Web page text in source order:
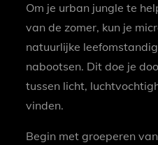
Om je urban jungle te
van de zomer, kun je
natuurlijke
nabootsen. Dit doe je
tussen licht,
vinden.
Begin met groeperen